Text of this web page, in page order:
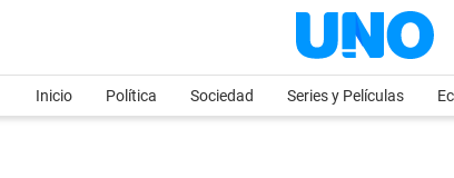
Inicio Política Sociedad Series y Películas